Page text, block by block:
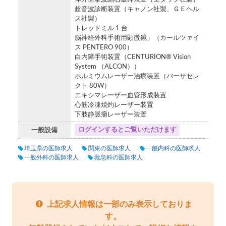
超音波診断装置（キャノン社製、ＧＥヘル
ス社製）
トレッドミル 1 台
脳神経外科手術用顕微鏡」（カールツァイ
ス PENTERO 900）
白内障手術装置（CENTURION® Vision
System （ALCON））
ホルミウムレーザー治療装置（バーサセレ
クト 80W）
エキシマレーザー血管形成装置
心筋冷凍焼灼レーザー装置
下肢静脈瘤レーザー装置
一般設備 ログインするとご覧いただけます
埼玉県の医師求人 関東の医師求人
一般内科の医師求人
一般外科の医師求人
救急科の医師求人
上記求人情報は一部のみ表示しておりま
す。